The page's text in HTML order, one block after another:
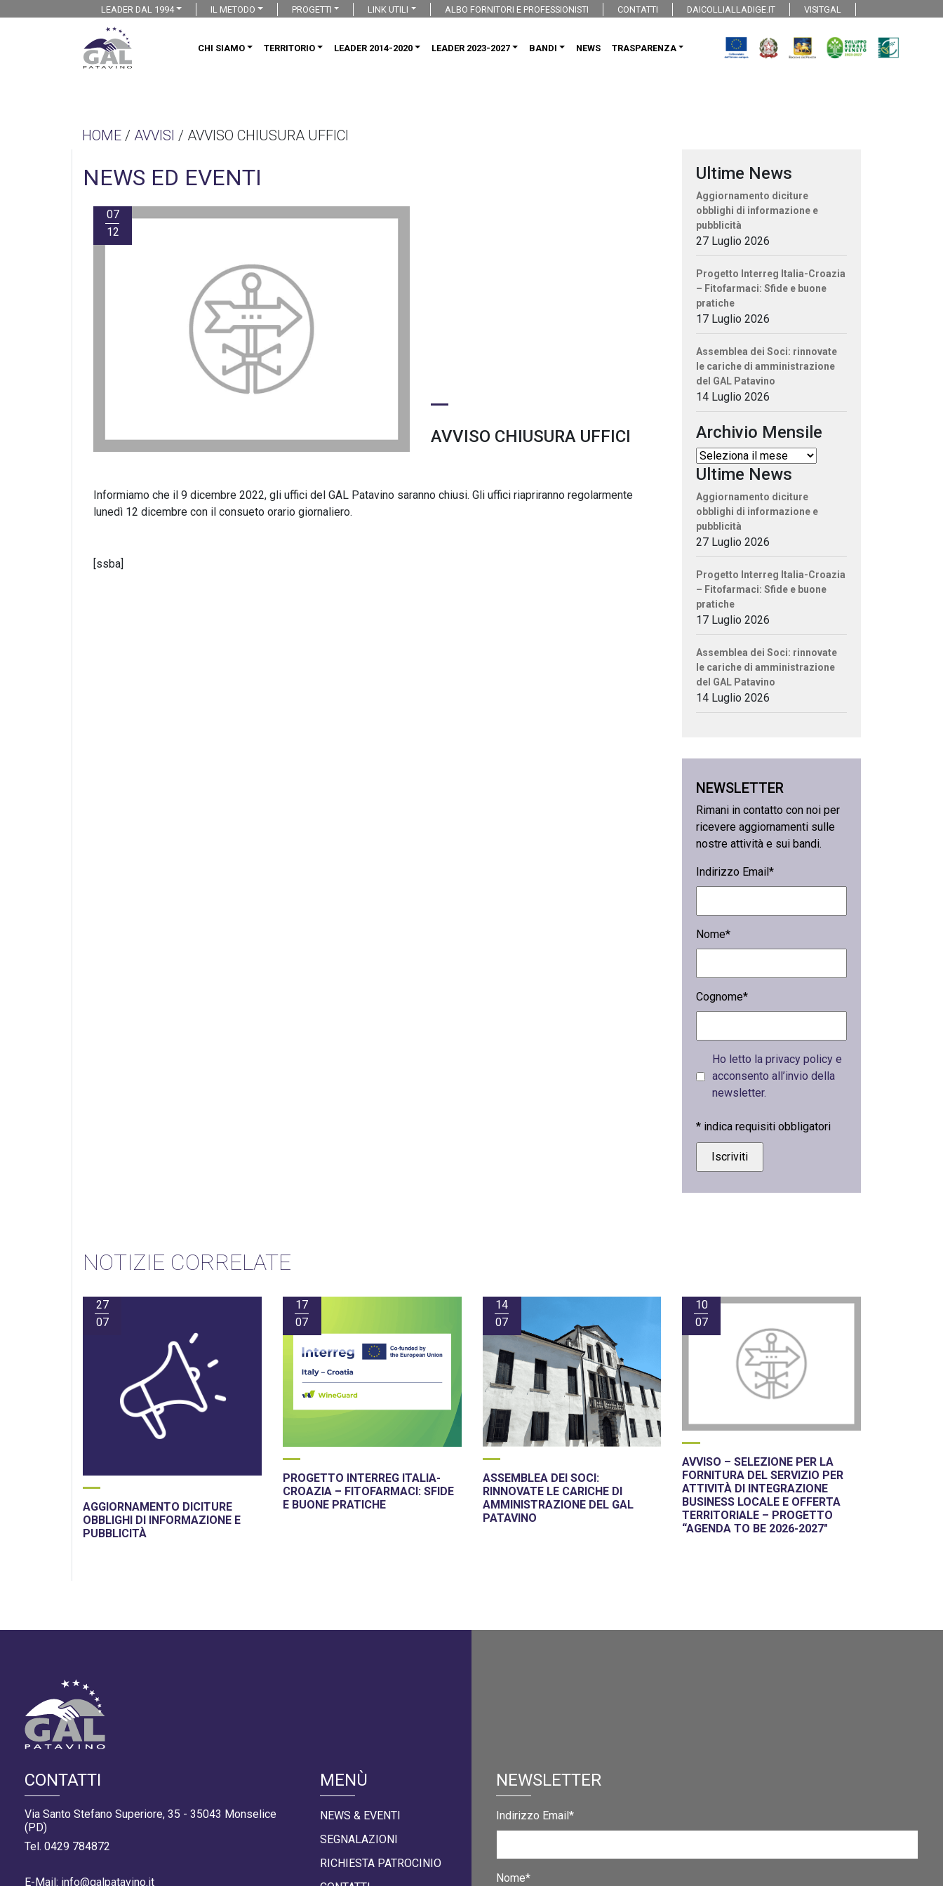
LEADER DAL 1994 IL METODO PROGETTI LINK UTILI ALBO FORNITORI E PROFESSIONISTI CONTATTI DAICOLLIALLADIGE.IT VISITGAL
CHI SIAMO TERRITORIO LEADER 2014-2020 LEADER 2023-2027 BANDI NEWS TRASPARENZA
HOME / AVVISI / AVVISO CHIUSURA UFFICI
NEWS ED EVENTI
07
12
AVVISO CHIUSURA UFFICI
Informiamo che il 9 dicembre 2022, gli uffici del GAL Patavino saranno chiusi. Gli uffici riapriranno regolarmente
lunedì 12 dicembre con il consueto orario giornaliero.
[ssba]
Ultime News
Aggiornamento diciture
obblighi di informazione e
pubblicità
27 Luglio 2026
Progetto Interreg Italia-Croazia
– Fitofarmaci: Sfide e buone
pratiche
17 Luglio 2026
Assemblea dei Soci: rinnovate
le cariche di amministrazione
del GAL Patavino
14 Luglio 2026
Archivio Mensile
Ultime News
Aggiornamento diciture
obblighi di informazione e
pubblicità
27 Luglio 2026
Progetto Interreg Italia-Croazia
– Fitofarmaci: Sfide e buone
pratiche
17 Luglio 2026
Assemblea dei Soci: rinnovate
le cariche di amministrazione
del GAL Patavino
14 Luglio 2026
NEWSLETTER
Rimani in contatto con noi per
ricevere aggiornamenti sulle
nostre attività e sui bandi.
Indirizzo Email*
Nome*
Cognome*
Ho letto la privacy policy e
acconsento all’invio della
newsletter.
* indica requisiti obbligatori
NOTIZIE CORRELATE
27
07
AGGIORNAMENTO DICITURE
OBBLIGHI DI INFORMAZIONE E
PUBBLICITÀ
17
07
PROGETTO INTERREG ITALIA-
CROAZIA – FITOFARMACI: SFIDE
E BUONE PRATICHE
14
07
ASSEMBLEA DEI SOCI:
RINNOVATE LE CARICHE DI
AMMINISTRAZIONE DEL GAL
PATAVINO
10
07
AVVISO – SELEZIONE PER LA
FORNITURA DEL SERVIZIO PER
ATTIVITÀ DI INTEGRAZIONE
BUSINESS LOCALE E OFFERTA
TERRITORIALE – PROGETTO
“AGENDA TO BE 2026-2027″
CONTATTI
Via Santo Stefano Superiore, 35 - 35043 Monselice
(PD)
Tel. 0429 784872
E-Mail: info@galpatavino.it
MENÙ
NEWS & EVENTI
SEGNALAZIONI
RICHIESTA PATROCINIO
NEWSLETTER
Indirizzo Email*
Nome*